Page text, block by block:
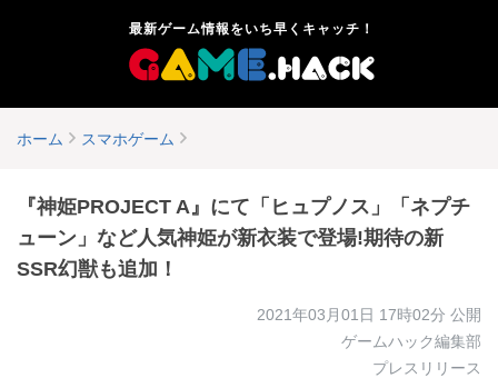
最新ゲーム情報をいち早くキャッチ！
ホーム スマホゲーム
『神姫PROJECT A』にて「ヒュプノス」「ネプチ
ューン」など人気神姫が新衣装で登場!期待の新
SSR幻獣も追加！
2021年03月01日 17時02分 公開
ゲームハック編集部
プレスリリース